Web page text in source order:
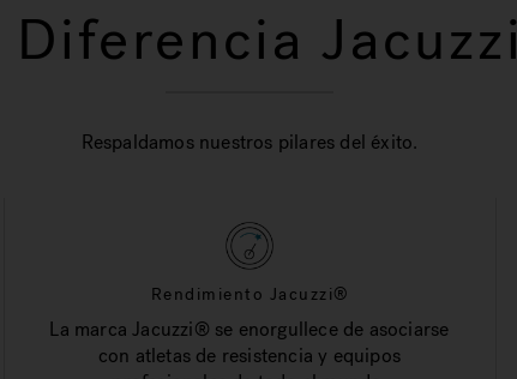
Diferencia Jacuzzi
Respaldamos nuestros pilares del éxito.
Rendimiento Jacuzzi®
La marca Jacuzzi® se enorgullece de asociarse
con atletas de resistencia y equipos